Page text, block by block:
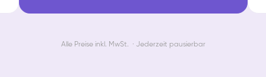
Alle Preise inkl. MwSt. · Jederzeit pausierbar